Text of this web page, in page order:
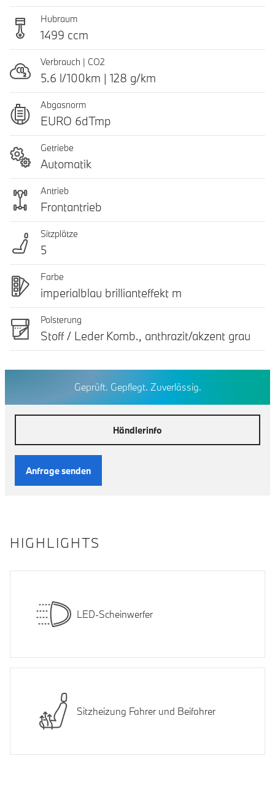
Hubraum
1499 ccm
Verbrauch | CO2
5.6 l/100km | 128 g/km
Abgasnorm
EURO 6dTmp
Getriebe
Automatik
Antrieb
Frontantrieb
Sitzplätze
5
Farbe
imperialblau brillianteffekt m
Polsterung
Stoff / Leder Komb., anthrazit/akzent grau
Geprüft. Gepflegt. Zuverlässig.
Händlerinfo
Anfrage senden
HIGHLIGHTS
LED-Scheinwerfer
Sitzheizung Fahrer und Beifahrer